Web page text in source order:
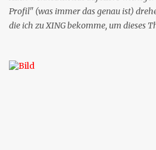
Profil" (was immer das genau ist)
die ich zu XING bekomme, um dieses
bekommen Sie kostenlos eine weitere